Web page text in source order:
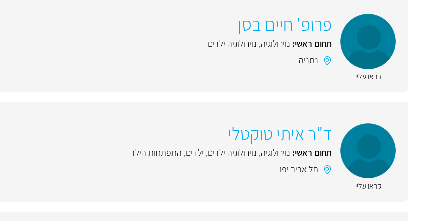
קראו עליי
פרופ' חיים בסן
תחום ראשי: נוירולוגיה, נוירולוגיה ילדים
נתניה
קראו עליי
ד"ר איתי טוקטלי
תחום ראשי: נוירולוגיה, נוירולוגיה ילדים, ילדים, התפתחות הילד
תל אביב יפו